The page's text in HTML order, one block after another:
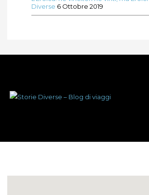
Diverse 6 Ottobre 2019